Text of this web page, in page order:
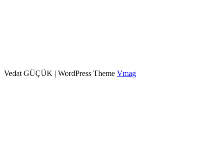
Vedat GÜÇÜK | WordPress Theme Vmag